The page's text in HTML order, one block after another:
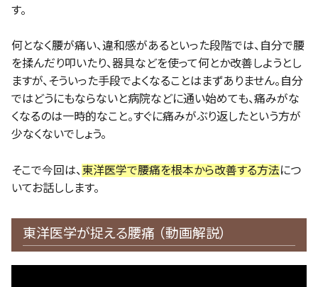
す。
何となく腰が痛い、違和感があるといった段階では、自分で腰
を揉んだり叩いたり、器具などを使って何とか改善しようとし
ますが、そういった手段でよくなることはまずありません。自分
ではどうにもならないと病院などに通い始めても、痛みがな
くなるのは一時的なこと。すぐに痛みがぶり返したという方が
少なくないでしょう。
そこで今回は、東洋医学で腰痛を根本から改善する方法につ
いてお話しします。
東洋医学が捉える腰痛 （動画解説）